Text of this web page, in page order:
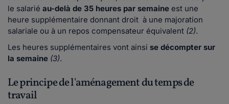
le salarié au-delà de 35 heures par semaine est une
heure supplémentaire donnant droit à une majoration
salariale ou à un repos compensateur équivalent (2).
Les heures supplémentaires vont ainsi se décompter sur
la semaine (3).
Le principe de l'aménagement du temps de
travail